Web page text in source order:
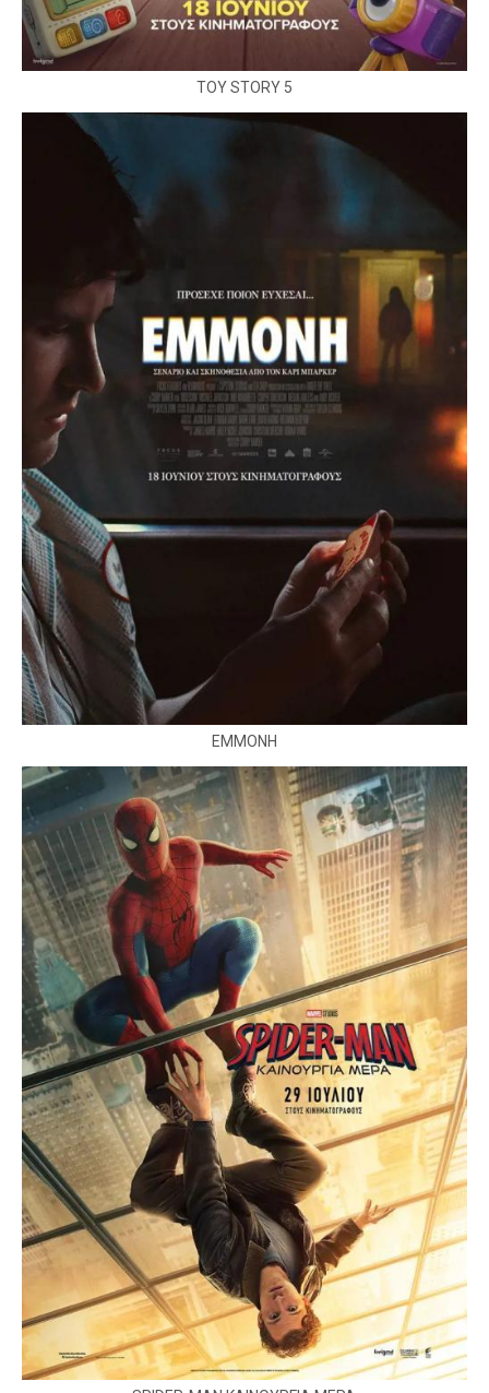
TOY STORY 5
ΕΜΜΟΝΗ